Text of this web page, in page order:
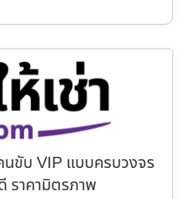
นขับ VIP แบบครบวงจร
ราคามิตรภาพ